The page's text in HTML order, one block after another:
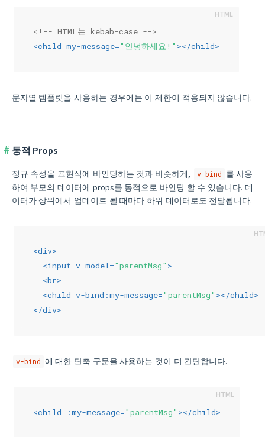
<!-- HTML는 kebab-case -->
<child my-message="안녕하세요!" ></child>
문자열 템플릿을 사용하는 경우에는 이 제한이 적용되지 않습니다.
동적 Props
정규 속성을 표현식에 바인딩하는 것과 비슷하게, v-bind
를 사용
하여 부모의 데이터에 props를 동적으로 바인딩 할 수 있습니다. 데
이터가 상위에서 업데이트 될 때마다 하위 데이터로도 전달됩니다.
<div>
<input v-model="parentMsg" >
<br>
<child v-bind:my-message="parentMsg" ></child>
</div>
v-bind 에 대한 단축 구문을 사용하는 것이 더 간단합니다.
<child :my-message="parentMsg" ></child>